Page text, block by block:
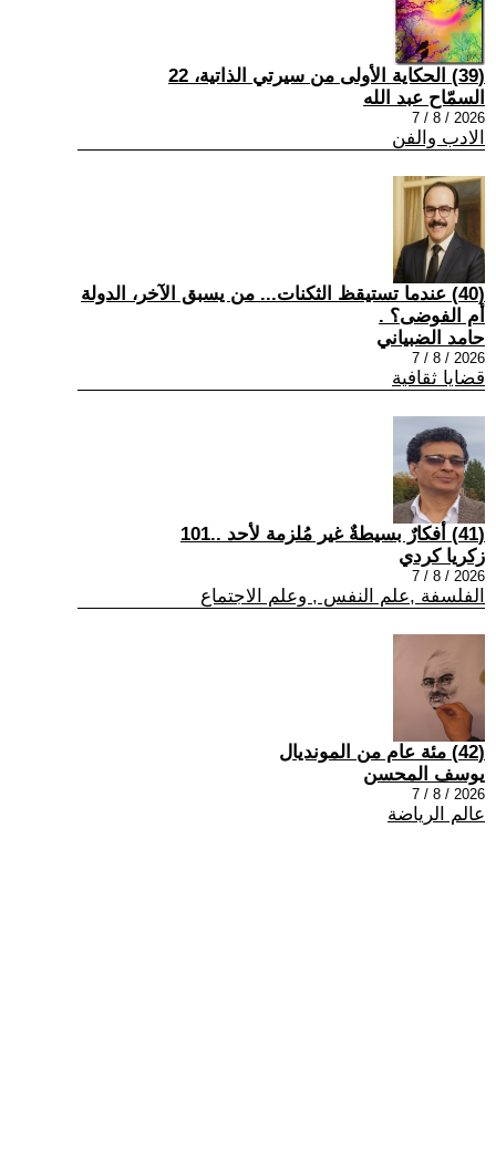
(39) الحكاية الأولى من سيرتي الذاتية، 22
السمّاح عبد الله
2026 / 8 / 7
الادب والفن
(40) عندما تستيقظ الثكنات... من يسبق الآخر، الدولة
أم الفوضى؟ .
حامد الضبياني
2026 / 8 / 7
قضايا ثقافية
(41) أفكارٌ بسيطةٌ غير مُلزمة لأحد ..101
زكريا كردي
2026 / 8 / 7
الفلسفة ,علم النفس , وعلم الاجتماع
(42) مئة عام من المونديال
يوسف المحسن
2026 / 8 / 7
عالم الرياضة